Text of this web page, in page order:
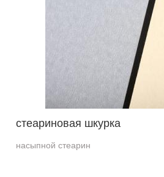
стеариновая шкурка
насыпной стеарин